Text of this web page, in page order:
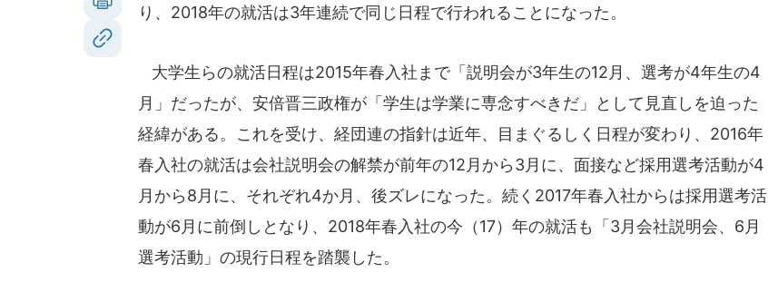
り、2018年の就活は3年連続で同じ日程で行われることになった。
大学生らの就活日程は2015年春入社まで「説明会が3年生の12月、選考が4年生の4
月」だったが、安倍晋三政権が「学生は学業に専念すべきだ」として見直しを迫った
経緯がある。これを受け、経団連の指針は近年、目まぐるしく日程が変わり、2016年
春入社の就活は会社説明会の解禁が前年の12月から3月に、面接など採用選考活動が4
月から8月に、それぞれ4か月、後ズレになった。続く2017年春入社からは採用選考活
動が6月に前倒しとなり、2018年春入社の今（17）年の就活も「3月会社説明会、6月
選考活動」の現行日程を踏襲した。